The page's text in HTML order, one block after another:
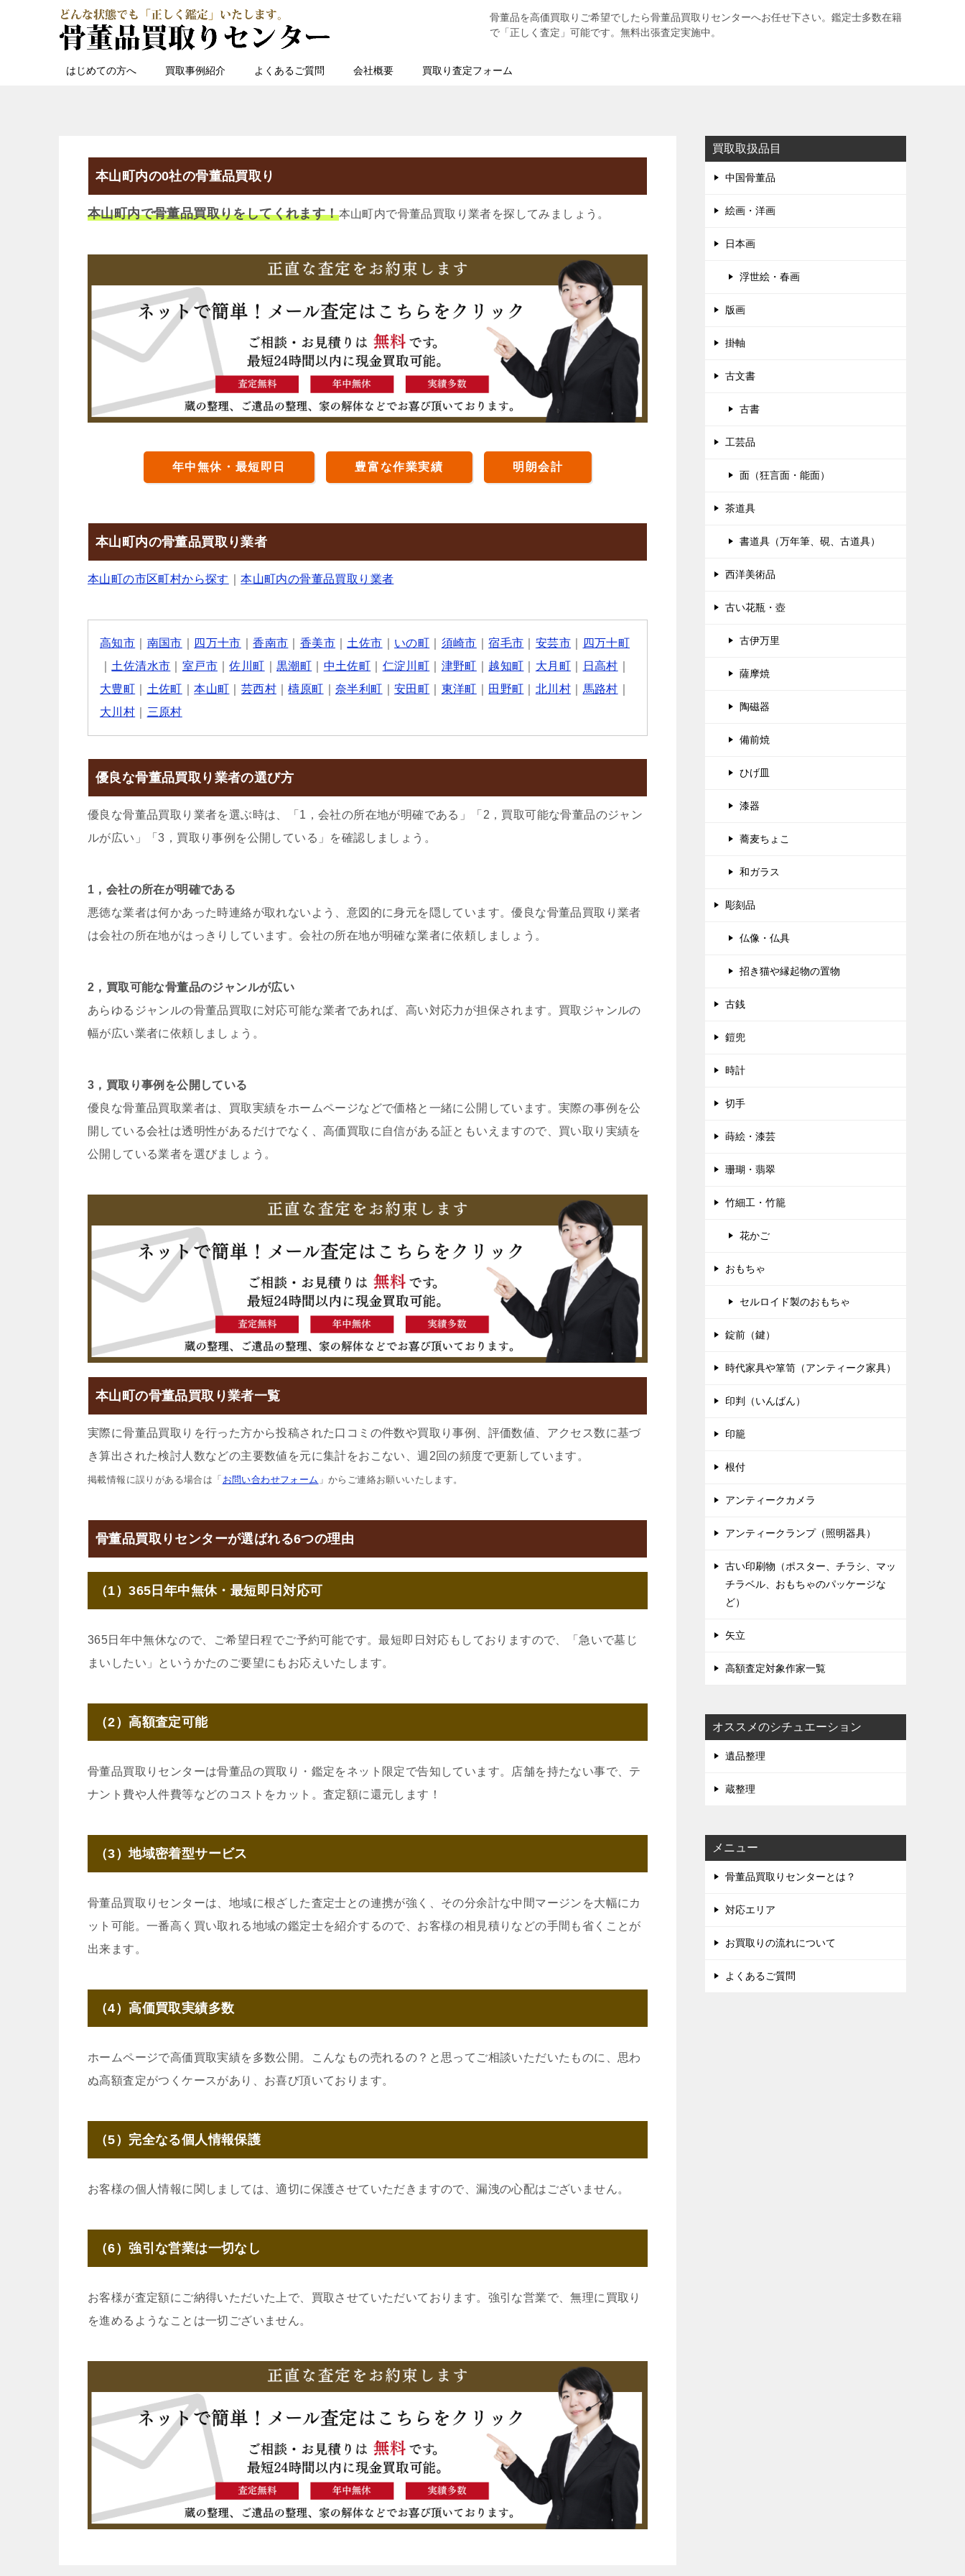
骨董品を高価買取りご希望でしたら骨董品買取りセンターへお任せ下さい。鑑定士多数在籍
で「正しく査定」可能です。無料出張査定実施中。
はじめての方へ 買取事例紹介 よくあるご質問 会社概要 買取り査定フォーム
本山町内の0社の骨董品買取り
本山町内で骨董品買取りをしてくれます！本山町内で骨董品買取り業者を探してみましょう。
年中無休・最短即日 豊富な作業実績 明朗会計
本山町内の骨董品買取り業者
本山町の市区町村から探す ｜本山町内の骨董品買取り業者
高知市 南国市 四万十市 ｜香南市 香美市 土佐市 いの町 須崎市 ｜宿毛市 安芸市
四万十町
土佐清水市 室戸市 ｜佐川町 ｜黒潮町 中土佐町 仁淀川町 津野町 越知町 大月町 日高村
大豊町
土佐町 ｜本山町 芸西村 ｜檮原町 ｜奈半利町 ｜安田町 東洋町 田野町 北川村 馬路村
大川村
三原村
優良な骨董品買取り業者の選び方
優良な骨董品買取り業者を選ぶ時は、「1，会社の所在地が明確である」「2，買取可能な骨董品のジャン
ルが広い」「3，買取り事例を公開している」を確認しましょう。
1，会社の所在が明確である
悪徳な業者は何かあった時連絡が取れないよう、意図的に身元を隠しています。優良な骨董品買取り業者
は会社の所在地がはっきりしています。会社の所在地が明確な業者に依頼しましょう。
2，買取可能な骨董品のジャンルが広い
あらゆるジャンルの骨董品買取に対応可能な業者であれば、高い対応力が担保されます。買取ジャンルの
幅が広い業者に依頼しましょう。
3，買取り事例を公開している
優良な骨董品買取業者は、買取実績をホームページなどで価格と一緒に公開しています。実際の事例を公
開している会社は透明性があるだけでなく、高価買取に自信がある証ともいえますので、買い取り実績を
公開している業者を選びましょう。
本山町の骨董品買取り業者一覧
実際に骨董品買取りを行った方から投稿された口コミの件数や買取り事例、評価数値、アクセス数に基づ
き算出された検討人数などの主要数値を元に集計をおこない、週2回の頻度で更新しています。
掲載情報に誤りがある場合は「 お問い合わせフォーム 」からご連絡お願いいたします。
骨董品買取りセンターが選ばれる6つの理由
（1）365日年中無休・最短即日対応可
365日年中無休なので、ご希望日程でご予約可能です。最短即日対応もしておりますので、「急いで墓じ
まいしたい」というかたのご要望にもお応えいたします。
（2）高額査定可能
骨董品買取りセンターは骨董品の買取り・鑑定をネット限定で告知しています。店舗を持たない事で、テ
ナント費や人件費等などのコストをカット。査定額に還元します！
（3）地域密着型サービス
骨董品買取りセンターは、地域に根ざした査定士との連携が強く、その分余計な中間マージンを大幅にカ
ット可能。一番高く買い取れる地域の鑑定士を紹介するので、お客様の相見積りなどの手間も省くことが
出来ます。
（4）高価買取実績多数
ホームページで高価買取実績を多数公開。こんなもの売れるの？と思ってご相談いただいたものに、思わ
ぬ高額査定がつくケースがあり、お喜び頂いております。
（5）完全なる個人情報保護
お客様の個人情報に関しましては、適切に保護させていただきますので、漏洩の心配はございません。
（6）強引な営業は一切なし
お客様が査定額にご納得いただいた上で、買取させていただいております。強引な営業で、無理に買取り
を進めるようなことは一切ございません。
買取取扱品目
中国骨董品
絵画・洋画
日本画
浮世絵・春画
版画
掛軸
古文書
古書
工芸品
面（狂言面・能面）
茶道具
書道具（万年筆、硯、古道具）
西洋美術品
古い花瓶・壺
古伊万里
薩摩焼
陶磁器
備前焼
ひげ皿
漆器
蕎麦ちょこ
和ガラス
彫刻品
仏像・仏具
招き猫や縁起物の置物
古銭
鎧兜
時計
切手
蒔絵・漆芸
珊瑚・翡翠
竹細工・竹籠
花かご
おもちゃ
セルロイド製のおもちゃ
錠前（鍵）
時代家具や箪笥（アンティーク家具）
印判（いんばん）
印籠
根付
アンティークカメラ
アンティークランプ（照明器具）
古い印刷物（ポスター、チラシ、マッ
チラベル、おもちゃのパッケージな
ど）
矢立
高額査定対象作家一覧
オススメのシチュエーション
遺品整理
蔵整理
メニュー
骨董品買取りセンターとは？
対応エリア
お買取りの流れについて
よくあるご質問